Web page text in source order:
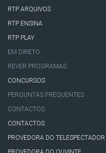
RTP ARQUIVOS
RTP ENSINA
RTP PLAY
EM DIRETO
REVER PROGRAMAS
CONCURSOS
PERGUNTAS FREQUENTES
CONTACTOS
CONTACTOS
PROVEDORA DO TELESPECTADOR